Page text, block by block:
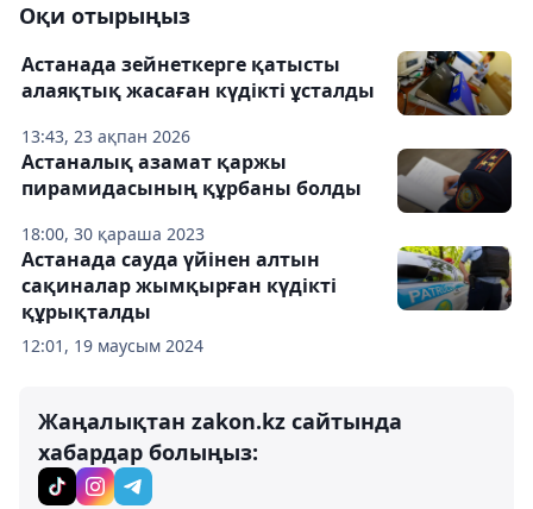
Оқи отырыңыз
13:43, 23 ақпан 2026
Астанада зейнеткерге қатысты
алаяқтық жасаған күдікті ұсталды
18:00, 30 қараша 2023
Астаналық азамат қаржы
пирамидасының құрбаны болды
12:01, 19 маусым 2024
Астанада сауда үйінен алтын
сақиналар жымқырған күдікті
құрықталды
Жаңалықтан zakon.kz сайтында
хабардар болыңыз: